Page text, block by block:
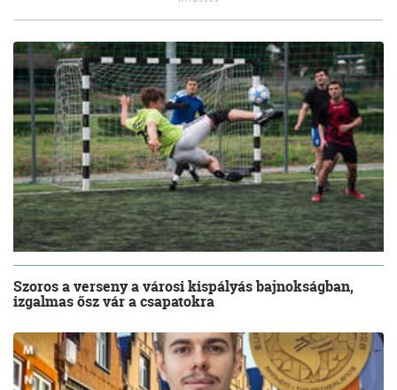
Szoros a verseny a városi kispályás bajnokságban,
izgalmas ősz vár a csapatokra